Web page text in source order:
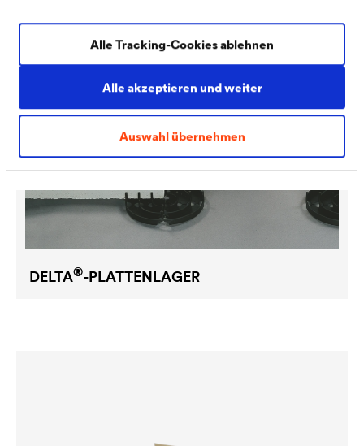
Alle akzeptieren und weiter
Auswahl übernehmen
Alle Tracking-Cookies ablehnen
DELTA®-PLATTENLAGER